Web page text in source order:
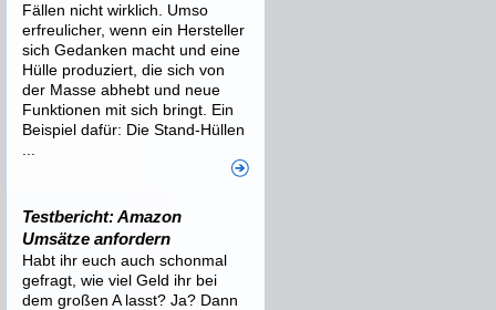
Fällen nicht wirklich. Umso
erfreulicher, wenn ein Hersteller
sich Gedanken macht und eine
Hülle produziert, die sich von
der Masse abhebt und neue
Funktionen mit sich bringt. Ein
Beispiel dafür: Die Stand-Hüllen
Testbericht: Amazon
Umsätze anfordern
Habt ihr euch auch schonmal
gefragt, wie viel Geld ihr bei
dem großen A lasst? Ja? Dann